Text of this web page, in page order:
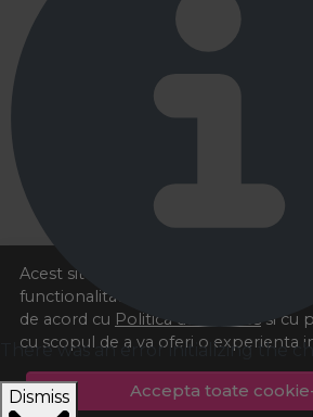
Acest site foloseste cookies pentru a
functionalitatea dorita. Navigand in
de acord cu Politica de cookies si cu
cu scopul de a va oferi o experienta
Accepta toate
There was an error initializing the
Dismiss